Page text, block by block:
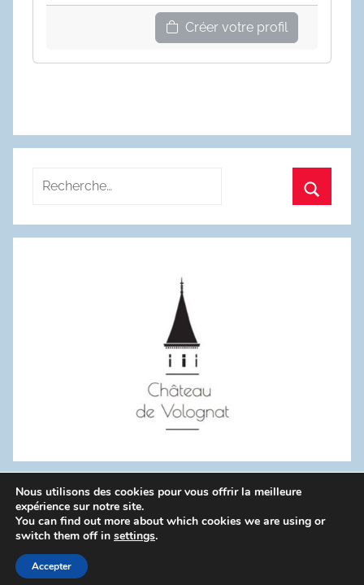
Créer votre profil
Recherche
:
WordPress Theme: Donovan by ThemeZee.
Politique de confidentialité
Nous utilisons des cookies pour vous offrir la meilleure
expérience sur notre site.
You can find out more about which cookies we are using or
switch them off in settings.
Accepter